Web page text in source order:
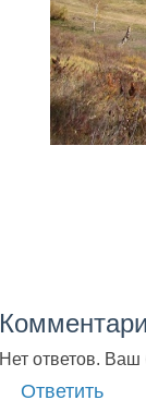
Нет ответов. Ваш
Ответить